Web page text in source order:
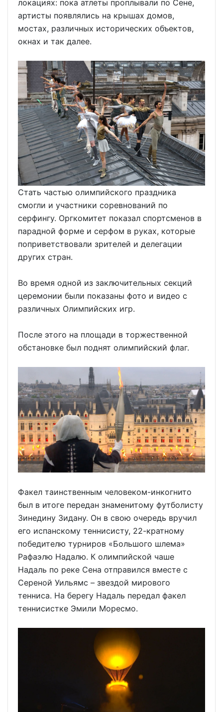
локациях: пока атлеты проплывали по Сене,
артисты появлялись на крышах домов,
мостах, различных исторических объектов,
окнах и так далее.
Стать частью олимпийского праздника
смогли и участники соревнований по
серфингу. Оргкомитет показал спортсменов в
парадной форме и серфом в руках, которые
поприветствовали зрителей и делегации
других стран.
Во время одной из заключительных секций
церемонии были показаны фото и видео с
различных Олимпийских игр.
После этого на площади в торжественной
обстановке был поднят олимпийский флаг.
Факел таинственным человеком-инкогнито
был в итоге передан знаменитому футболисту
Зинедину Зидану. Он в свою очередь вручил
его испанскому теннисисту, 22-кратному
победителю турниров «Большого шлема»
Рафаэлю Надалю. К олимпийской чаше
Надаль по реке Сена отправился вместе с
Сереной Уильямс – звездой мирового
тенниса. На берегу Надаль передал факел
теннисистке Эмили Моресмо.